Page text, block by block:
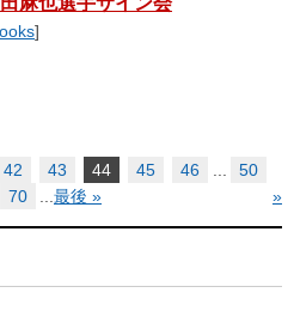
]
42 43 44 45 46
50
70 »
最後 »